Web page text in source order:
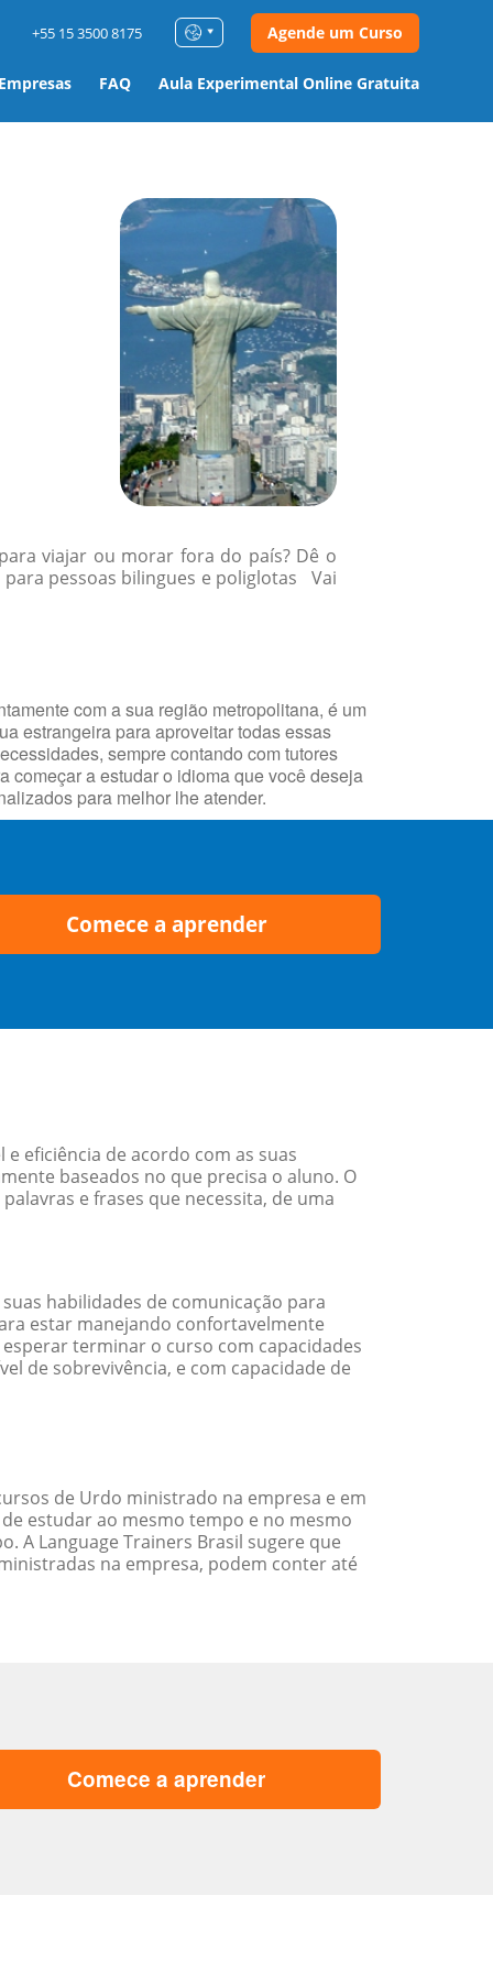
FAQ Aula Experimental Online Gratuita
+55 15 3500 8175 Agende um Curso
viajar ou morar fora do país? Dê o
pessoas bilingues e poliglotas Vai
com a sua região metropolitana, é um
estrangeira para aproveitar todas essas
sempre contando com tutores
começar a estudar o idioma que você deseja
para melhor lhe atender.
Comece a aprender
eficiência de acordo com as suas
baseados no que precisa o aluno. O
e frases que necessita, de uma
habilidades de comunicação para
estar manejando confortavelmente
terminar o curso com capacidades
de sobrevivência, e com capacidade de
de Urdo ministrado na empresa e em
estudar ao mesmo tempo e no mesmo
A Language Trainers Brasil sugere que
na empresa, podem conter até
Comece a aprender